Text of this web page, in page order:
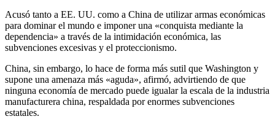
Acusó tanto a EE. UU. como a China de utilizar armas económicas
para dominar el mundo e imponer una «conquista mediante la
dependencia» a través de la intimidación económica, las
subvenciones excesivas y el proteccionismo.
China, sin embargo, lo hace de forma más sutil que Washington y
supone una amenaza más «aguda», afirmó, advirtiendo de que
ninguna economía de mercado puede igualar la escala de la industria
manufacturera china, respaldada por enormes subvenciones
estatales.